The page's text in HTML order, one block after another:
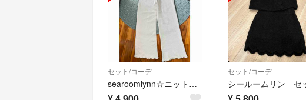
セット/コーデ
searoomlynn☆ニットパンツ・キャミ☆セットアップ☆ベージュ
セット/コーデ